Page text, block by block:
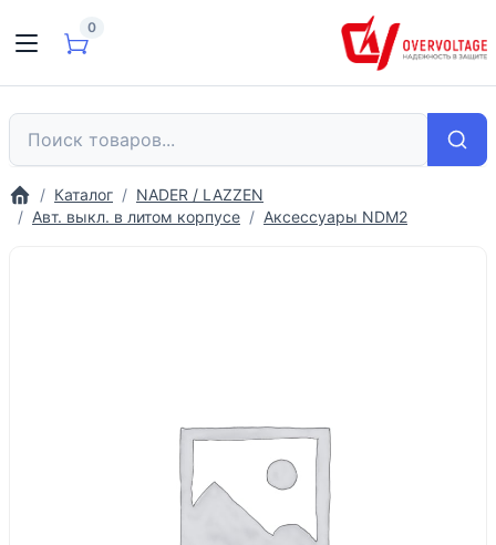
0
Каталог
NADER / LAZZEN
Авт. выкл. в литом корпусе
Аксессуары NDM2